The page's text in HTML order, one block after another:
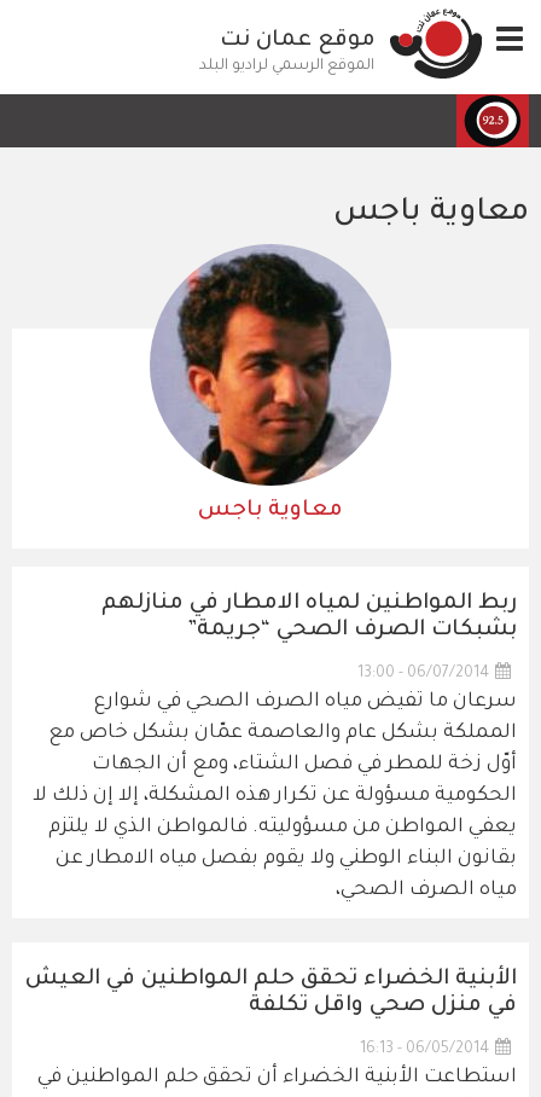
إلى
المحتوى
الرئيسي
Toggle
navigation
موقع عمان نت
الموقع الرسمي لراديو البلد
معاوية باجس
ربط المواطنين لمياه الامطار في منازلهم
بشبكات الصرف الصحي “جريمة”
06/07/2014 - 13:00
سرعان ما تفيض مياه الصرف الصحي في شوارع
المملكة بشكل عام والعاصمة عمّان بشكل خاص مع
أوّل زخة للمطر في فصل الشتاء، ومع أن الجهات
الحكومية مسؤولة عن تكرار هذه المشكلة، إلا إن ذلك لا
يعفي المواطن من مسؤوليته. فالمواطن الذي لا يلتزم
بقانون البناء الوطني ولا يقوم بفصل مياه الامطار عن
مياه الصرف الصحي،
الأبنية الخضراء تحقق حلم المواطنين في العيش
في منزل صحي واقل تكلفة
06/05/2014 - 16:13
استطاعت الأبنية الخضراء أن تحقق حلم المواطنين في
معاوية باجس